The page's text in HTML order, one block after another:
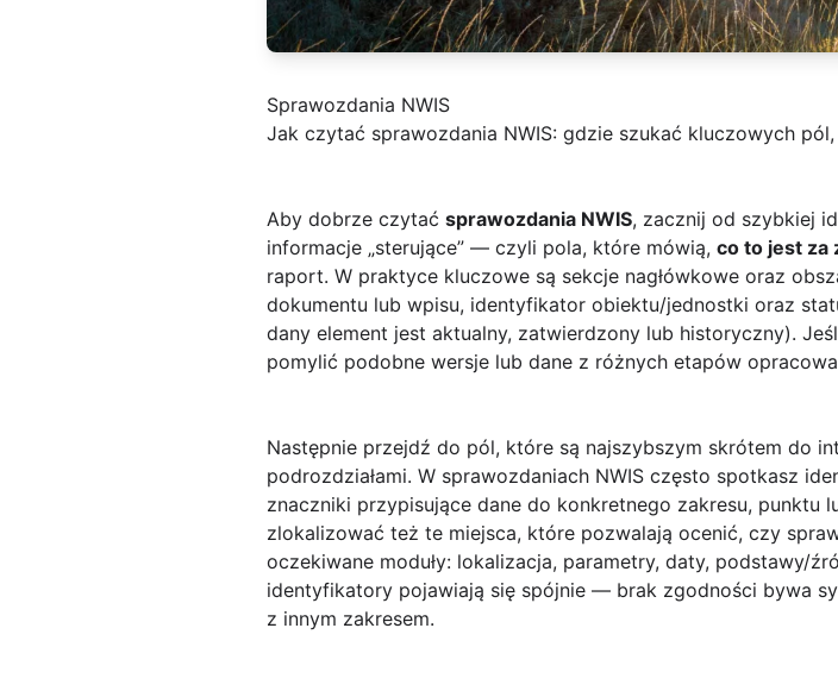
Sprawozdania NWIS
Jak czytać sprawozdania NWIS: gdzie szukać kluczowych
Aby dobrze czytać sprawozdania NWIS, zacznij od szybkiej
informacje „sterujące” — czyli pola, które mówią, co to jest za
raport. W praktyce kluczowe są sekcje nagłówkowe oraz
dokumentu lub wpisu, identyfikator obiektu/jednostki oraz
dany element jest aktualny, zatwierdzony lub historyczny).
pomylić podobne wersje lub dane z różnych etapów
Następnie przejdź do pól, które są najszybszym skrótem do
podrozdziałami. W sprawozdaniach NWIS często spotkasz
znaczniki przypisujące dane do konkretnego zakresu,
zlokalizować też te miejsca, które pozwalają ocenić, czy
oczekiwane moduły: lokalizacja, parametry, daty, podstawy/
identyfikatory pojawiają się spójnie — brak zgodności bywa
z innym zakresem.